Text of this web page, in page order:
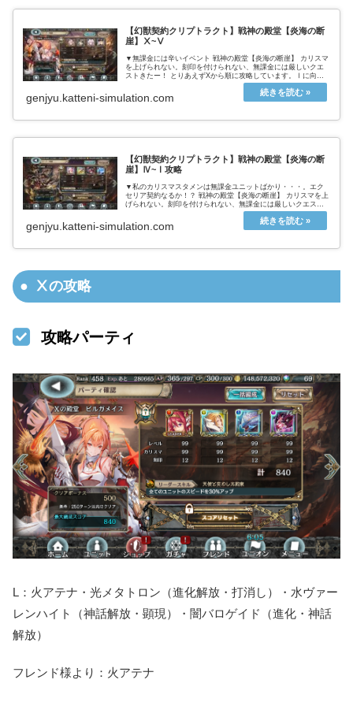
【幻獣契約クリプトラクト】戦神の殿堂【炎海の断
崖】Ⅹ~Ⅴ
▼無課金には辛いイベント 戦神の殿堂【炎海の断崖】 カリスマ
を上げられない。刻印を付けられない、無課金には厳しいクエ
ストきたー！ とりあえずXから順に攻略しています。Ⅰに向か
って難易度は落ちてきますが、使えるユニットも減ってくるの
で、かなり...
genjyu.katteni-simulation.com
【幻獣契約クリプトラクト】戦神の殿堂【炎海の断
崖】Ⅳ~Ⅰ攻略
▼私のカリスマスタメンは無課金ユニットばかり・・・。エク
セリア契約なるか！？ 戦神の殿堂【炎海の断崖】 カリスマを上
げられない。刻印を付けられない、無課金には厳しいクエスト
きたー！ 無課金ユニットに、カリスマを付けても刻印は振れな
い。Ⅹ~Ⅸ...
genjyu.katteni-simulation.com
Ⅹの攻略
攻略パーティ
L：火アテナ・光メタトロン（進化解放・打消し）・水ヴァー
レンハイト（神話解放・顕現）・闇バロゲイド（進化・神話
解放）
フレンド様より：火アテナ